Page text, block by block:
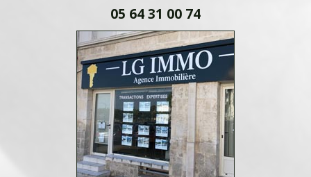
05 64 31 00 74